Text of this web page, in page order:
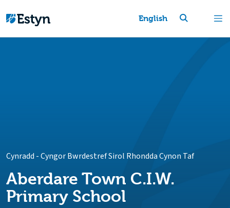
English
Cynradd -Cyngor Bwrdestref Sirol Rhondda Cynon Taf
Aberdare Town C.I.W.
Primary School